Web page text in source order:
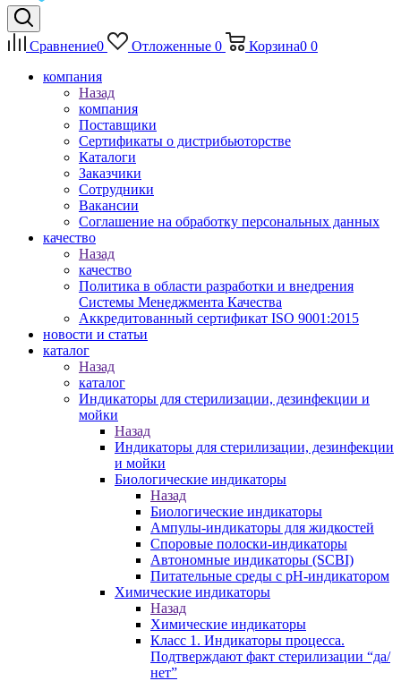
Сравнение0 Отложенные 0 Корзина0 0
компания
Назад
компания
Поставщики
Сертификаты о дистрибьюторстве
Каталоги
Заказчики
Сотрудники
Вакансии
Соглашение на обработку персональных данных
качество
Назад
качество
Политика в области разработки и внедрения
Системы Менеджмента Качества
Аккредитованный сертификат ISO 9001:2015
новости и статьи
каталог
Назад
каталог
Индикаторы для стерилизации, дезинфекции и
мойки
Назад
Индикаторы для стерилизации, дезинфекции
и мойки
Биологические индикаторы
Назад
Биологические индикаторы
Ампулы-индикаторы для жидкостей
Споровые полоски-индикаторы
Автономные индикаторы (SCBI)
Питательные среды с рН-индикатором
Химические индикаторы
Назад
Химические индикаторы
Класс 1. Индикаторы процесса.
Подтверждают факт стерилизации “да/
нет”